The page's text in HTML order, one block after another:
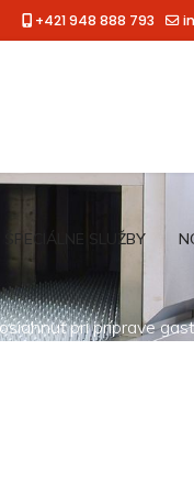
+421 948 888 793
ŠPECIÁLNE SLUŽBY
pri príprave